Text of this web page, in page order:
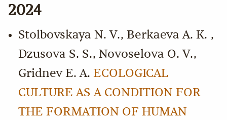
2024
Stolbovskaya N. V., Berkaeva A. K. ,
Dzusova S. S., Novoselova O. V.,
Gridnev E. A. ECOLOGICAL
CULTURE AS A CONDITION FOR
THE FORMATION OF HUMAN